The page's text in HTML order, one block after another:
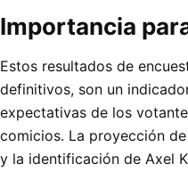
Importancia
Estos resultados de
definitivos, son un
expectativas de los
comicios. La proyección
y la identificación de Axel